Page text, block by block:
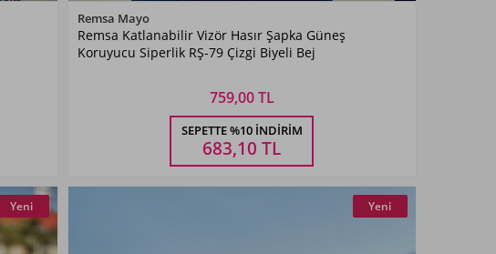
Bej
Beden Seçiniz
STANDART
Remsa Mayo
Remsa Katlanabilir Vizör Hasır Şapka Güneş
Koruyucu Siperlik RŞ-79 Çizgi Biyeli Bej
759,00 TL
SEPETTE %10 İNDIRIM
683,10 TL
Yeni Yeni